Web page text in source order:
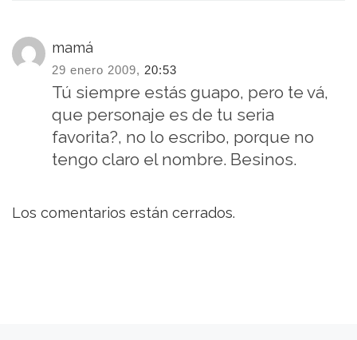
mamá
29 enero 2009, 20:53
Tú siempre estás guapo, pero te vá,
que personaje es de tu seria
favorita?, no lo escribo, porque no
tengo claro el nombre. Besinos.
Los comentarios están cerrados.